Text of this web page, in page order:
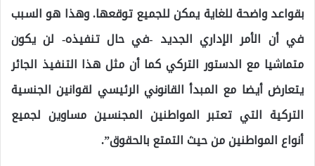
بقواعد واضحة للغاية يمكن للجميع توقعها. وهذا هو السبب
في أن الأمر الإداري الجديد -في حال تنفيذه- لن يكون
متماشيا مع الدستور التركي كما أن مثل هذا التنفيذ الجائر
يتعارض أيضا مع المبدأ القانوني الرئيسي لقوانين الجنسية
التركية التي تعتبر المواطنين المجنسين مساوين لجميع
أنواع المواطنين من حيث التمتع بالحقوق”.